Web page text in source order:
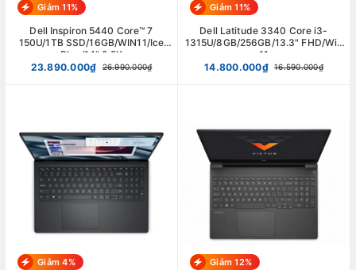
Giảm 11%
Dell Inspiron 5440 Core™ 7
150U/1TB SSD/16GB/WIN11/Ice
Blue/14" 2.5K
23.890.000₫
26.990.000₫
Giảm 11%
Dell Latitude 3340 Core i3-
1315U/8GB/256GB/13.3" FHD/Win
11
14.800.000₫
16.590.000₫
Giảm 4% Giảm 12%